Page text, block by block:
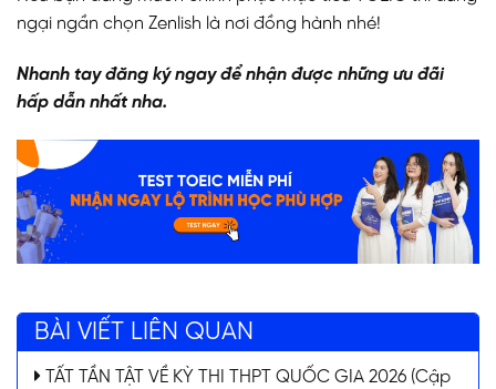
ngại ngần chọn Zenlish là nơi đồng hành nhé!
Nhanh tay đăng ký ngay để nhận được những ưu đãi
hấp dẫn nhất nha.
BÀI VIẾT LIÊN QUAN
TẤT TẦN TẬT VỀ KỲ THI THPT QUỐC GIA 2026 (Cập